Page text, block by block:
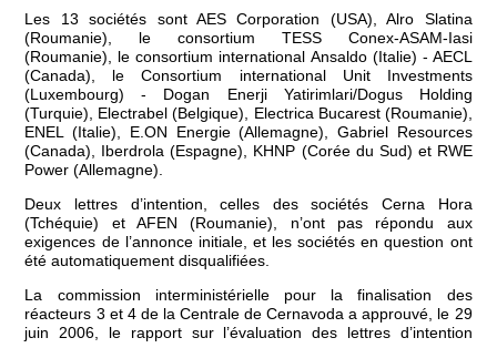
Les 13 sociétés sont AES Corporation (USA), Alro Slatina
(Roumanie), le consortium TESS Conex-ASAM-Iasi
(Roumanie), le consortium international Ansaldo (Italie) - AECL
(Canada), le Consortium international Unit Investments
(Luxembourg) - Dogan Enerji Yatirimlari/Dogus Holding
(Turquie), Electrabel (Belgique), Electrica Bucarest (Roumanie),
ENEL (Italie), E.ON Energie (Allemagne), Gabriel Resources
(Canada), Iberdrola (Espagne), KHNP (Corée du Sud) et RWE
Power (Allemagne).
Deux lettres d’intention, celles des sociétés Cerna Hora
(Tchéquie) et AFEN (Roumanie), n’ont pas répondu aux
exigences de l’annonce initiale, et les sociétés en question ont
été automatiquement disqualifiées.
La commission interministérielle pour la finalisation des
réacteurs 3 et 4 de la Centrale de Cernavoda a approuvé, le 29
juin 2006, le rapport sur l’évaluation des lettres d’intention